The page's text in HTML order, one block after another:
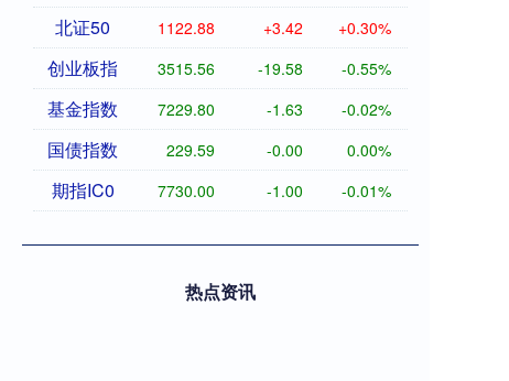
北证50 1122.88 +3.42 +0.30%
创业板指 3515.56 -19.58 -0.55%
基金指数 7229.80 -1.63 -0.02%
国债指数 229.59 -0.00 0.00%
期指IC0 7730.00 -1.00 -0.01%
热点资讯